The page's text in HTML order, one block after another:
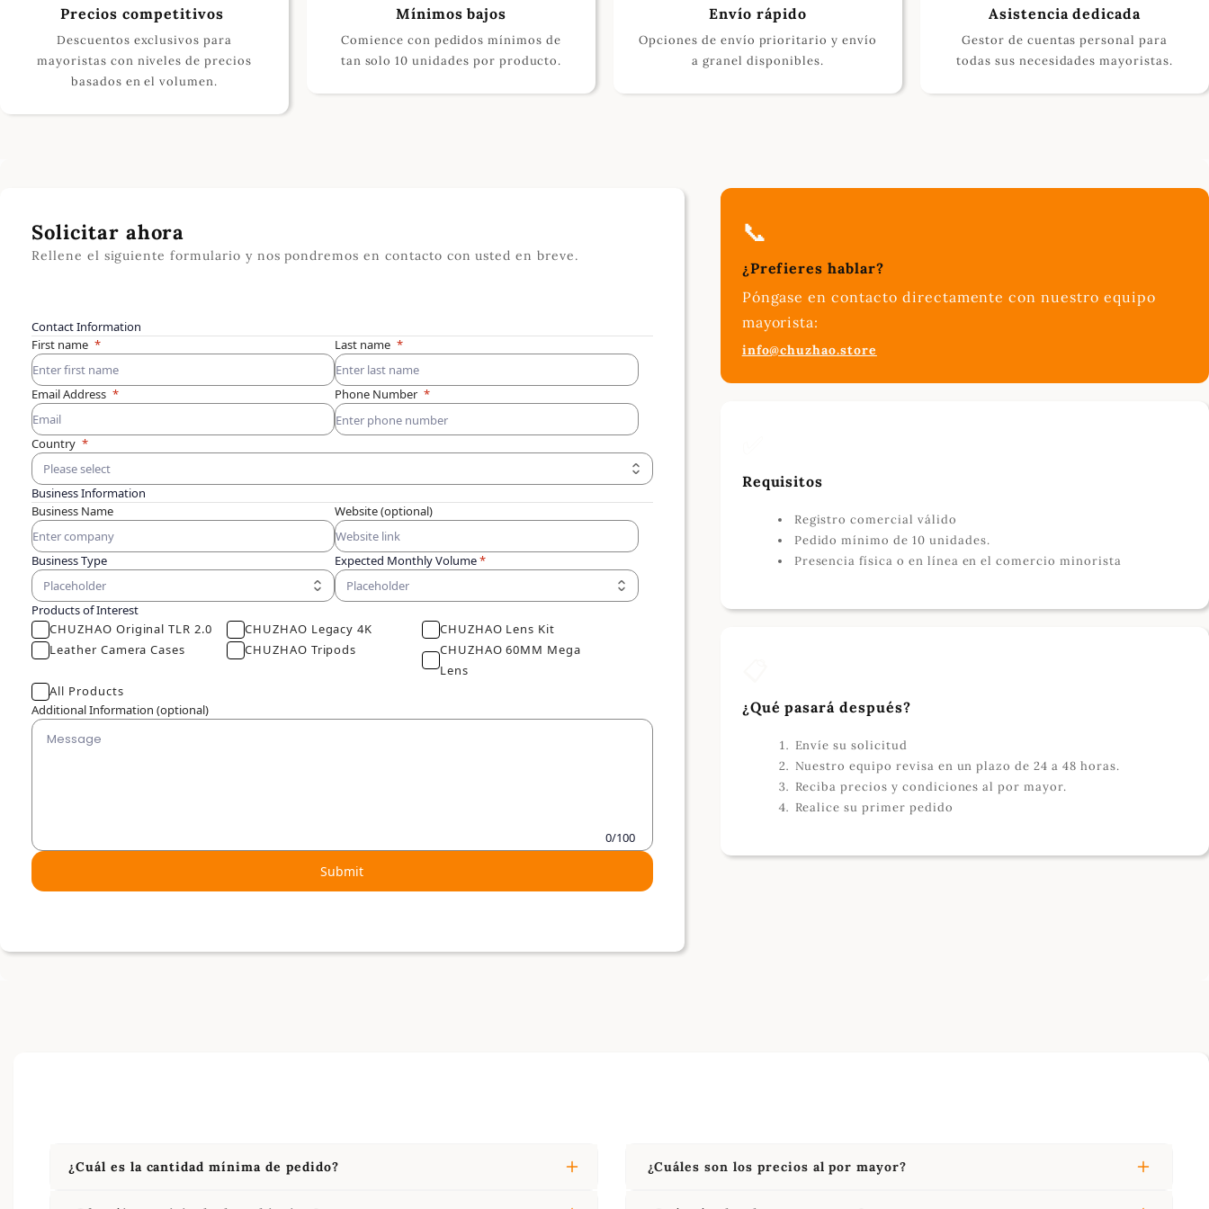
Precios competitivos
Descuentos exclusivos para
mayoristas con niveles de precios
basados en el volumen.
Mínimos bajos
Comience con pedidos mínimos de
tan solo 10 unidades por producto.
Envío rápido
Opciones de envío prioritario y envío
a granel disponibles.
Asistencia dedicada
Gestor de cuentas personal para
todas sus necesidades mayoristas.
Solicitar ahora
Rellene el siguiente formulario y nos pondremos en contacto con usted en breve.
Contact Information
First name
Last name
Email Address Phone Number
Country
Please select
Business Information
Business Name
Website (optional)
Business Type
Placeholder
Expected Monthly Volume*
Placeholder
Products of Interest
CHUZHAO Original TLR 2.0
CHUZHAO Legacy 4K
CHUZHAO Lens Kit
Leather Camera Cases
CHUZHAO Tripods
CHUZHAO 60MM Mega
Lens
All Products
Additional Information (optional)
0/100
Submit
📞
¿Prefieres hablar?
Póngase en contacto directamente con nuestro equipo
mayorista:
info@chuzhao.store
Requisitos
Registro comercial válido
Pedido mínimo de 10 unidades.
Presencia física o en línea en el comercio minorista
¿Qué pasará después?
Envíe su solicitud
Nuestro equipo revisa en un plazo de 24 a 48 horas.
Reciba precios y condiciones al por mayor.
Realice su primer pedido
¿Cuál es la cantidad mínima de pedido? ¿Cuáles son los precios al por mayor?